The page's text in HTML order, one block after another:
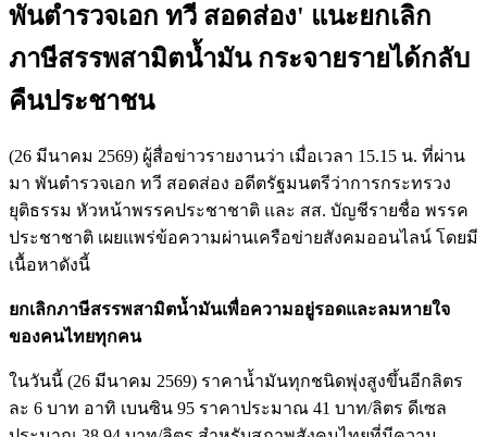
พันตำรวจเอก ทวี สอดส่อง' แนะยกเลิก
ภาษีสรรพสามิตน้ำมัน กระจายรายได้กลับ
คืนประชาชน
(26 มีนาคม 2569) ผู้สื่อข่าวรายงานว่า เมื่อเวลา 15.15 น. ที่ผ่าน
มา พันตำรวจเอก ทวี สอดส่อง อดีตรัฐมนตรีว่าการกระทรวง
ยุติธรรม หัวหน้าพรรคประชาชาติ และ สส. บัญชีรายชื่อ พรรค
ประชาชาติ เผยแพร่ข้อความผ่านเครือข่ายสังคมออนไลน์ โดยมี
เนื้อหาดังนี้
ยกเลิกภาษีสรรพสามิตน้ำมันเพื่อความอยู่รอดและลมหายใจ
ของคนไทยทุกคน
ในวันนี้ (26 มีนาคม 2569) ราคาน้ำมันทุกชนิดพุ่งสูงขึ้นอีกลิตร
ละ 6 บาท อาทิ เบนซิน 95 ราคาประมาณ 41 บาท/ลิตร ดีเซล